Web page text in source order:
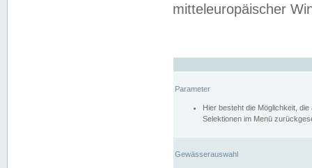
mitteleuropäischer
Parameter
Hier besteht die Möglichkeit,
Selektionen im Menü
Gewässerauswahl